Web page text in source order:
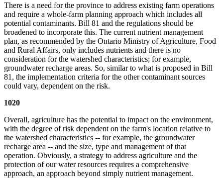
There is a need for the province to address existing farm operations
and require a whole-farm planning approach which includes all
potential contaminants. Bill 81 and the regulations should be
broadened to incorporate this. The current nutrient management
plan, as recommended by the Ontario Ministry of Agriculture, Food
and Rural Affairs, only includes nutrients and there is no
consideration for the watershed characteristics; for example,
groundwater recharge areas. So, similar to what is proposed in Bill
81, the implementation criteria for the other contaminant sources
could vary, dependent on the risk.
1020
Overall, agriculture has the potential to impact on the environment,
with the degree of risk dependent on the farm's location relative to
the watershed characteristics -- for example, the groundwater
recharge area -- and the size, type and management of that
operation. Obviously, a strategy to address agriculture and the
protection of our water resources requires a comprehensive
approach, an approach beyond simply nutrient management.